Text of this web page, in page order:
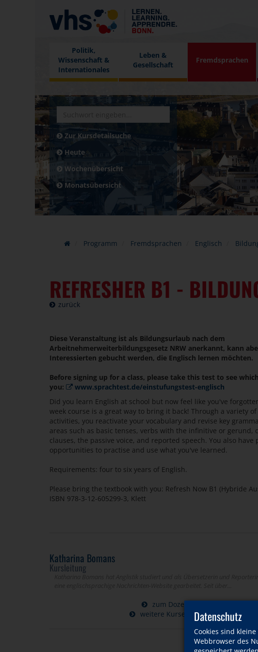
Datenschutz
Cookies sind
Webbrowser des
Politik,
Wissenschaft &
Internationales
Leben &
Gesellschaft
Fremdsprachen
Zur Kursdetailsuche
Heute
Wochenübersicht
Monatsübersicht
Programm Fremdsprachen Englisch
REFRESHER B1 -
zurück
Diese Veranstaltung ist als Bildungsurlaub nach dem
Arbeitnehmerweiterbildungsgesetz NRW anerkannt, kann
Interessierten gebucht werden, die Englisch lernen möchten.
Before signing up for a class, please take this test to see
you:
www.sprachtest.de/einstufungstest-englisch
Did you learn English at school but now feel like you've
week course is a great way to bring it back! Through a variety
activities, you reactivate your vocabulary and revise key
areas such as basic tenses, verbs with the infinitive or gerund,
clauses, the passive voice, and reported speech. You also have
opportunities to practise and use what you've learned.
Requirements: four to six years of English.
Please bring the textbook with you: Refresh Now B1 (Hybride
ISBN 978-3-12-605299-3, Klett
Katharina Bomans
Kursleitung
zum Dozentinnenprofil
weitere Kurse dieser Dozentin